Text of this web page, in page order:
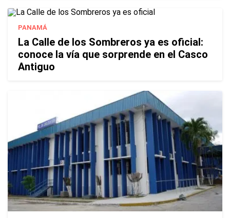
PANAMÁ
La Calle de los Sombreros ya es oficial:
conoce la vía que sorprende en el Casco
Antiguo